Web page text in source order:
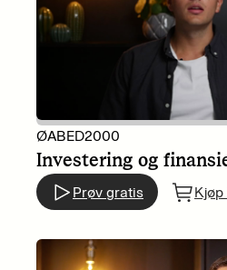
ØABED2000
Investering og
Prøv gratis